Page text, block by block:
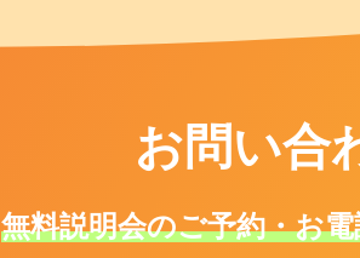
お問い合
無料説明会のご予約・お